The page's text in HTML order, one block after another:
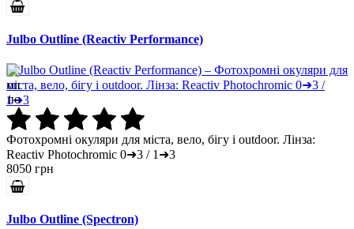
Julbo Outline (Reactiv Performance)
Фотохромні окуляри для міста, вело, бігу і outdoor. Лінза:
Reactiv Photochromic 0➜3 / 1➜3
8050 грн
Julbo Outline (Spectron)